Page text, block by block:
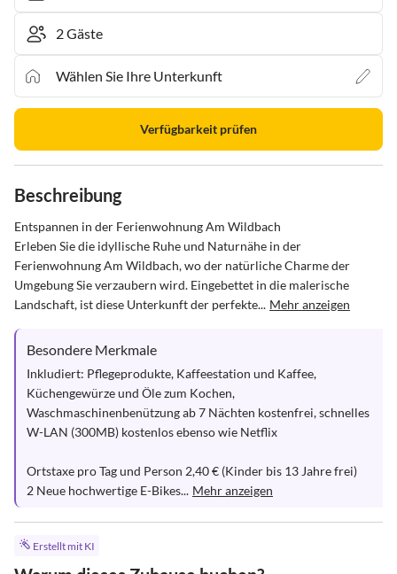
Verfügbarkeit prüfen
Beschreibung
Entspannen in der Ferienwohnung Am Wildbach
Erleben Sie die idyllische Ruhe und Naturnähe in der
Ferienwohnung Am Wildbach, wo der natürliche Charme der
Umgebung Sie verzaubern wird. Eingebettet in die malerische
Landschaft, ist diese Unterkunft der perfekte... Mehr anzeigen
Besondere Merkmale
Inkludiert: Pflegeprodukte, Kaffeestation und Kaffee,
Küchengewürze und Öle zum Kochen,
Waschmaschinenbenützung ab 7 Nächten kostenfrei, schnelles
W-LAN (300MB) kostenlos ebenso wie Netflix
Ortstaxe pro Tag und Person 2,40 € (Kinder bis 13 Jahre frei)
2 Neue hochwertige E-Bikes... Mehr anzeigen
Erstellt mit KI